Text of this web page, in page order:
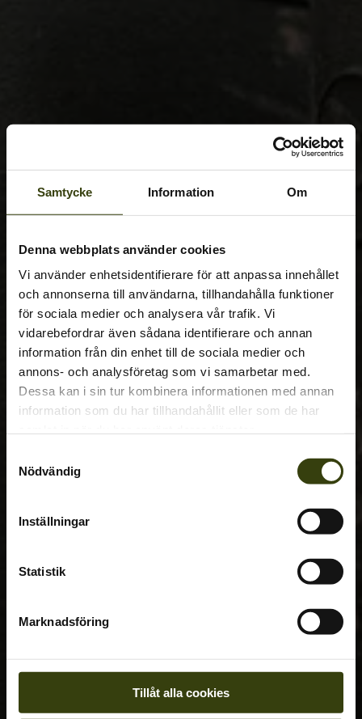
Samtycke Information Om
Denna webbplats använder cookies
Vi använder enhetsidentifierare för att anpassa innehållet
och annonserna till användarna, tillhandahålla funktioner
för sociala medier och analysera vår trafik. Vi
vidarebefordrar även sådana identifierare och annan
information från din enhet till de sociala medier och
annons- och analysföretag som vi samarbetar med.
Dessa kan i sin tur kombinera informationen med annan
information som du har tillhandahållit eller som de har
Nödvändig
Inställningar
Statistik
Marknadsföring
Tillåt alla cookies